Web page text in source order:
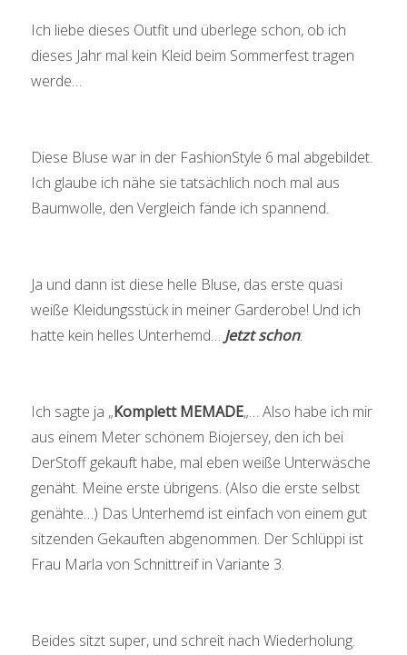
Ich liebe dieses Outfit und überlege schon, ob ich
dieses Jahr mal kein Kleid beim Sommerfest tragen
werde…
Diese Bluse war in der FashionStyle 6 mal abgebildet.
Ich glaube ich nähe sie tatsächlich noch mal aus
Baumwolle, den Vergleich fände ich spannend.
Ja und dann ist diese helle Bluse, das erste quasi
weiße Kleidungsstück in meiner Garderobe! Und ich
hatte kein helles Unterhemd… Jetzt schon:
Ich sagte ja „Komplett MEMADE„… Also habe ich mir
aus einem Meter schönem Biojersey, den ich bei
DerStoff gekauft habe, mal eben weiße Unterwäsche
genäht. Meine erste übrigens. (Also die erste selbst
genähte…) Das Unterhemd ist einfach von einem gut
sitzenden Gekauften abgenommen. Der Schlüppi ist
Frau Marla von Schnittreif in Variante 3.
Beides sitzt super, und schreit nach Wiederholung.